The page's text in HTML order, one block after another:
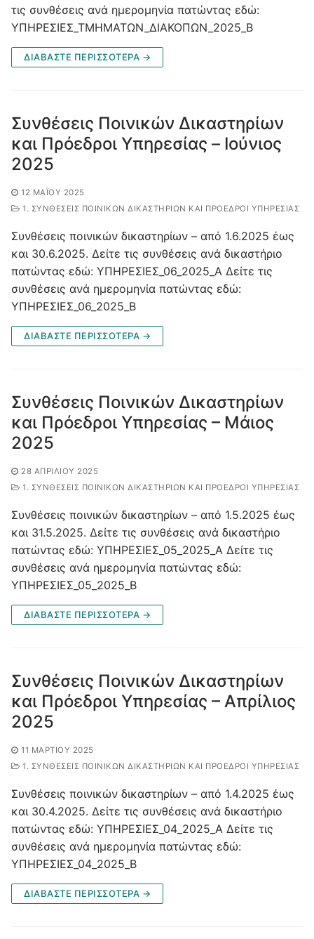
τις συνθέσεις ανά ημερομηνία πατώντας εδώ:
ΥΠΗΡΕΣΙΕΣ_ΤΜΗΜΑΤΩΝ_ΔΙΑΚΟΠΩΝ_2025_Β
ΔΙΑΒΑΣΤΕ ΠΕΡΙΣΣΟΤΕΡΑ →
Συνθέσεις Ποινικών Δικαστηρίων
και Πρόεδροι Υπηρεσίας – Ιούνιος
2025
12 ΜΑΪ́ΟΥ 2025
1. ΣΥΝΘΈΣΕΙΣ ΠΟΙΝΙΚΏΝ ΔΙΚΑΣΤΗΡΊΩΝ ΚΑΙ ΠΡΌΕΔΡΟΙ ΥΠΗΡΕΣΊΑΣ
Συνθέσεις ποινικών δικαστηρίων – από 1.6.2025 έως
και 30.6.2025. Δείτε τις συνθέσεις ανά δικαστήριο
πατώντας εδώ: ΥΠΗΡΕΣΙΕΣ_06_2025_Α Δείτε τις
συνθέσεις ανά ημερομηνία πατώντας εδώ:
ΥΠΗΡΕΣΙΕΣ_06_2025_Β
ΔΙΑΒΑΣΤΕ ΠΕΡΙΣΣΟΤΕΡΑ →
Συνθέσεις Ποινικών Δικαστηρίων
και Πρόεδροι Υπηρεσίας – Μάιος
2025
28 ΑΠΡΙΛΊΟΥ 2025
1. ΣΥΝΘΈΣΕΙΣ ΠΟΙΝΙΚΏΝ ΔΙΚΑΣΤΗΡΊΩΝ ΚΑΙ ΠΡΌΕΔΡΟΙ ΥΠΗΡΕΣΊΑΣ
Συνθέσεις ποινικών δικαστηρίων – από 1.5.2025 έως
και 31.5.2025. Δείτε τις συνθέσεις ανά δικαστήριο
πατώντας εδώ: ΥΠΗΡΕΣΙΕΣ_05_2025_Α Δείτε τις
συνθέσεις ανά ημερομηνία πατώντας εδώ:
ΥΠΗΡΕΣΙΕΣ_05_2025_Β
ΔΙΑΒΑΣΤΕ ΠΕΡΙΣΣΟΤΕΡΑ →
Συνθέσεις Ποινικών Δικαστηρίων
και Πρόεδροι Υπηρεσίας – Απρίλιος
2025
11 ΜΑΡΤΊΟΥ 2025
1. ΣΥΝΘΈΣΕΙΣ ΠΟΙΝΙΚΏΝ ΔΙΚΑΣΤΗΡΊΩΝ ΚΑΙ ΠΡΌΕΔΡΟΙ ΥΠΗΡΕΣΊΑΣ
Συνθέσεις ποινικών δικαστηρίων – από 1.4.2025 έως
και 30.4.2025. Δείτε τις συνθέσεις ανά δικαστήριο
πατώντας εδώ: ΥΠΗΡΕΣΙΕΣ_04_2025_Α Δείτε τις
συνθέσεις ανά ημερομηνία πατώντας εδώ:
ΥΠΗΡΕΣΙΕΣ_04_2025_Β
ΔΙΑΒΑΣΤΕ ΠΕΡΙΣΣΟΤΕΡΑ →